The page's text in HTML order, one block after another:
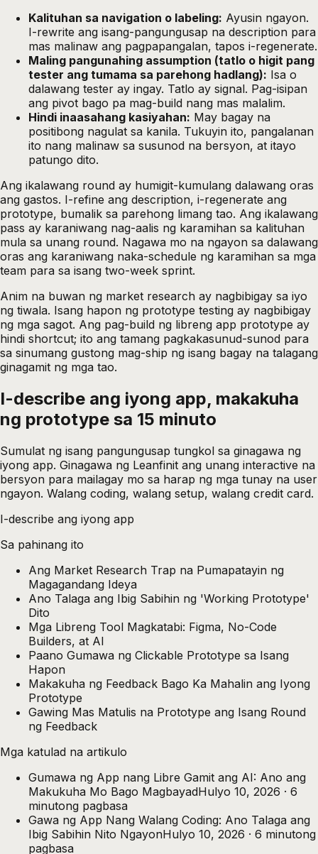
Kalituhan sa navigation o labeling: Ayusin ngayon.
I-rewrite ang isang-pangungusap na description para
mas malinaw ang pagpapangalan, tapos i-regenerate.
Maling pangunahing assumption (tatlo o higit pang
tester ang tumama sa parehong hadlang): Isa o
dalawang tester ay ingay. Tatlo ay signal. Pag-isipan
ang pivot bago pa mag-build nang mas malalim.
Hindi inaasahang kasiyahan: May bagay na
positibong nagulat sa kanila. Tukuyin ito, pangalanan
ito nang malinaw sa susunod na bersyon, at itayo
patungo dito.
Ang ikalawang round ay humigit-kumulang dalawang oras
ang gastos. I-refine ang description, i-regenerate ang
prototype, bumalik sa parehong limang tao. Ang ikalawang
pass ay karaniwang nag-aalis ng karamihan sa kalituhan
mula sa unang round. Nagawa mo na ngayon sa dalawang
oras ang karaniwang naka-schedule ng karamihan sa mga
team para sa isang two-week sprint.
Anim na buwan ng market research ay nagbibigay sa iyo
ng tiwala. Isang hapon ng prototype testing ay nagbibigay
ng mga sagot. Ang pag-build ng libreng app prototype ay
hindi shortcut; ito ang tamang pagkakasunud-sunod para
sa sinumang gustong mag-ship ng isang bagay na talagang
ginagamit ng mga tao.
I-describe ang iyong app, makakuha
ng prototype sa 15 minuto
Sumulat ng isang pangungusap tungkol sa ginagawa ng
iyong app. Ginagawa ng Leanfinit ang unang interactive na
bersyon para mailagay mo sa harap ng mga tunay na user
ngayon. Walang coding, walang setup, walang credit card.
I-describe ang iyong app
Sa pahinang ito
Ang Market Research Trap na Pumapatayin ng
Magagandang Ideya
Ano Talaga ang Ibig Sabihin ng 'Working Prototype'
Dito
Mga Libreng Tool Magkatabi: Figma, No-Code
Builders, at AI
Paano Gumawa ng Clickable Prototype sa Isang
Hapon
Makakuha ng Feedback Bago Ka Mahalin ang Iyong
Prototype
Gawing Mas Matulis na Prototype ang Isang Round
ng Feedback
Mga katulad na artikulo
Gumawa ng App nang Libre Gamit ang AI: Ano ang
Makukuha Mo Bago MagbayadHulyo 10, 2026 · 6
minutong pagbasa
Gawa ng App Nang Walang Coding: Ano Talaga ang
Ibig Sabihin Nito NgayonHulyo 10, 2026 · 6 minutong
pagbasa